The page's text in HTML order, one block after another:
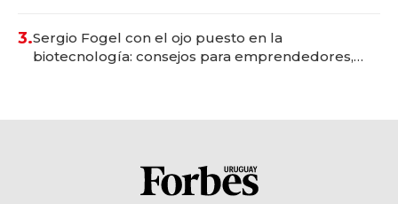
3.Sergio Fogel con el ojo puesto en la
biotecnología: consejos para emprendedores,